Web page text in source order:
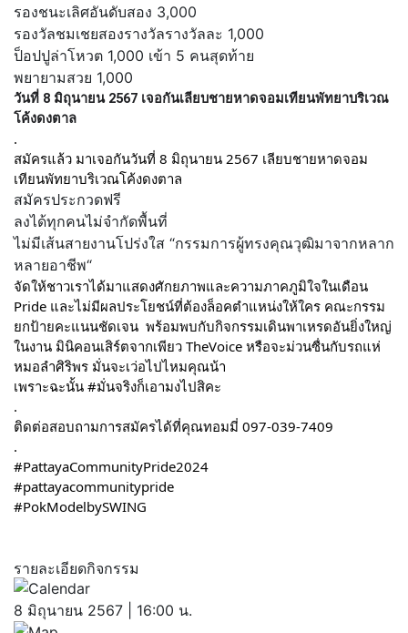
รองชนะเลิศอันดับสอง 3,000
รองวัลชมเชยสองรางวัลรางวัลละ 1,000
ป็อปปูล่าโหวต 1,000 เข้า 5 คนสุดท้าย
พยายามสวย 1,000
วันที่ 8 มิถุนายน 2567 เจอกันเลียบชายหาดจอมเทียนพัทยาบริเวณ
โค้งดงตาล
.
สมัครแล้ว มาเจอกันวันที่ 8 มิถุนายน 2567 เลียบชายหาดจอม
เทียนพัทยาบริเวณโค้งดงตาล
สมัครประกวดฟรี
ลงได้ทุกคนไม่จำกัดพื้นที่
ไม่มีเส้นสายงานโปร่งใส “กรรมการผู้ทรงคุณวุฒิมาจากหลาก
หลายอาชีพ“
จัดให้ชาวเราได้มาแสดงศักยภาพและความภาคภูมิใจในเดือน
Pride และไม่มีผลประโยชน์ที่ต้องล็อคตำแหน่งให้ใคร คณะกรรม
ยกป้ายคะแนนชัดเจน  พร้อมพบกับกิจกรรมเดินพาเหรดอันยิ่งใหญ่
ในงาน มินิคอนเสิร์ตจากเพียว TheVoice หรือจะม่วนซื่นกับรถแห่
หมอลำศิริพร มั่นจะเว่อไปไหมคุณน้า
เพราะฉะนั้น #มั่นจริงก็เอามงไปสิคะ
.
ติดต่อสอบถามการสมัครได้ที่คุณทอมมี่ 097-039-7409
.
#PattayaCommunityPride2024
#pattayacommunitypride
#PokModelbySWING
รายละเอียดกิจกรรม
8 มิถุนายน 2567 | 16:00 น.